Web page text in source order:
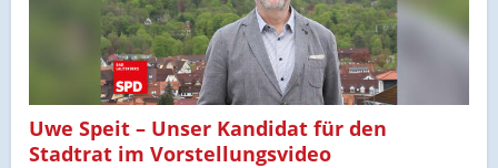
Uwe Speit – Unser Kandidat für den
Stadtrat im Vorstellungsvideo